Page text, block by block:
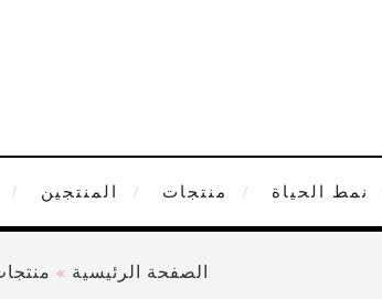
نمط الحياة منتجات المنتجين
الصفحة الرئيسية »